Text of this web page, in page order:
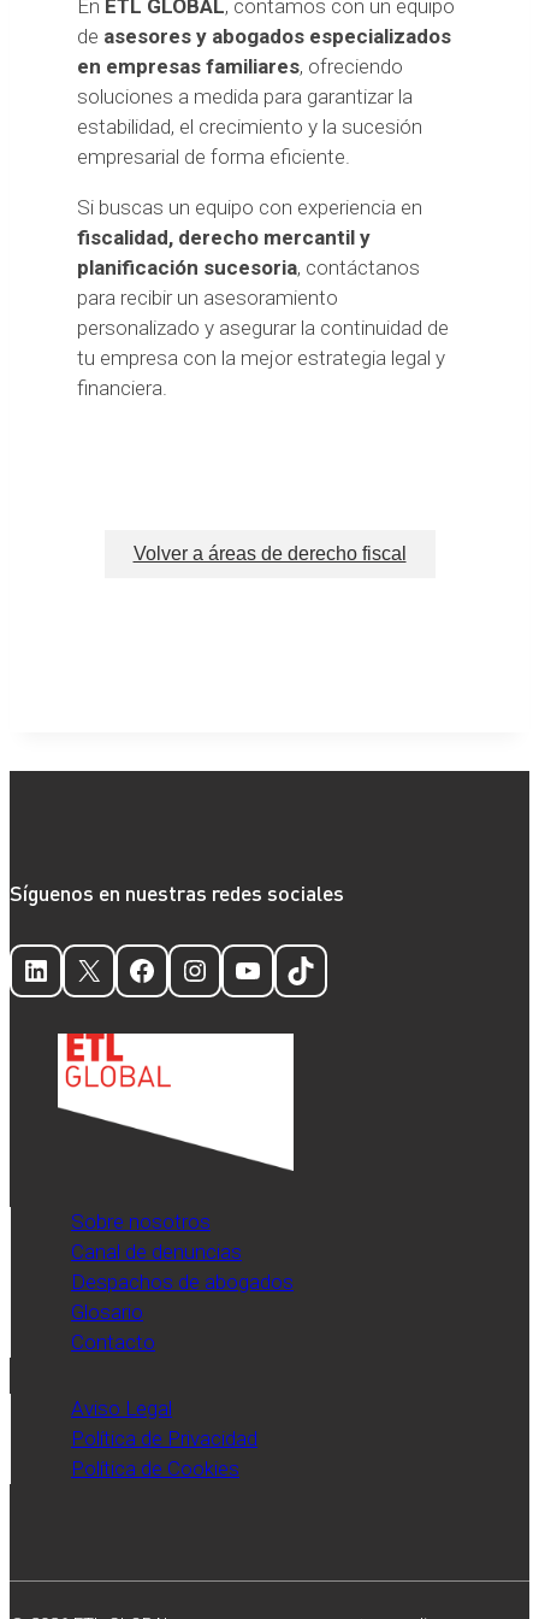
En ETL GLOBAL, contamos con un equipo
de asesores y abogados especializados
en empresas familiares, ofreciendo
soluciones a medida para garantizar la
estabilidad, el crecimiento y la sucesión
empresarial de forma eficiente.
Si buscas un equipo con experiencia en
fiscalidad, derecho mercantil y
planificación sucesoria, contáctanos
para recibir un asesoramiento
personalizado y asegurar la continuidad de
tu empresa con la mejor estrategia legal y
financiera.
Volver a áreas de derecho fiscal
Síguenos en nuestras redes sociales
LinkedIn
X Facebook
Instagram
YouTube
TikTok
Sobre nosotros
Canal de denuncias
Despachos de abogados
Glosario
Contacto
Aviso Legal
Política de Privacidad
Política de Cookies